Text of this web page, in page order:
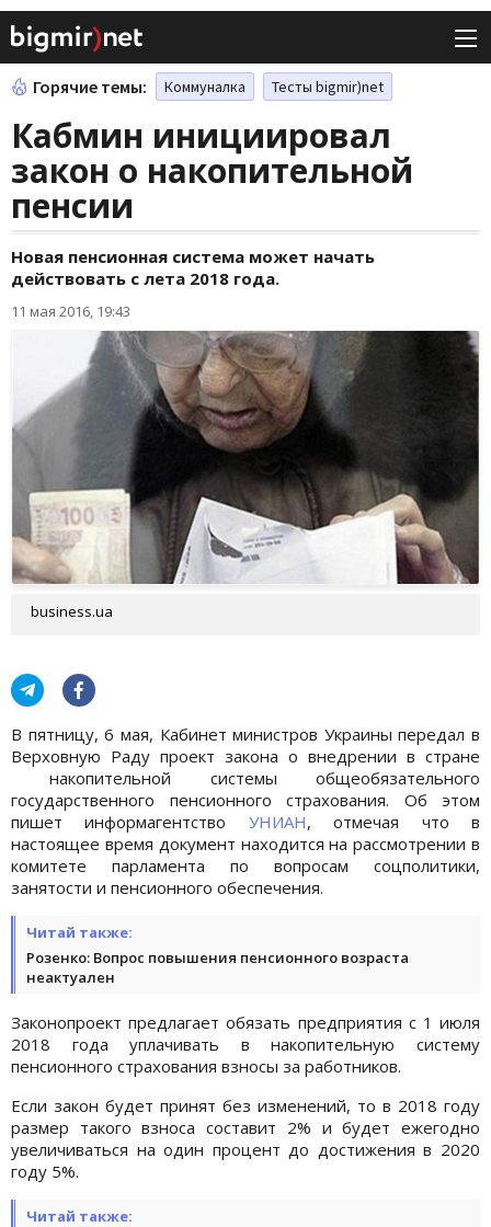
Горячие темы: Коммуналка Тесты bigmir)net
Кабмин инициировал
закон о накопительной
пенсии
Новая пенсионная система может начать
действовать с лета 2018 года.
11 мая 2016, 19:43
business.ua
В пятницу, 6 мая, Кабинет министров Украины передал в
Верховную Раду проект закона о внедрении в стране
накопительной системы общеобязательного
государственного пенсионного страхования. Об этом
пишет информагентство УНИАН, отмечая что в
настоящее время документ находится на рассмотрении в
комитете парламента по вопросам соцполитики,
занятости и пенсионного обеспечения.
Читай также:
Розенко: Вопрос повышения пенсионного возраста
неактуален
Законопроект предлагает обязать предприятия с 1 июля
2018 года уплачивать в накопительную систему
пенсионного страхования взносы за работников.
Если закон будет принят без изменений, то в 2018 году
размер такого взноса составит 2% и будет ежегодно
увеличиваться на один процент до достижения в 2020
году 5%.
Читай также: